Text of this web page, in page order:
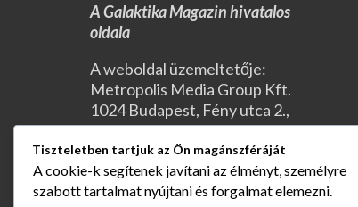
A Galaktika Magazin hivatalos
oldala
A weboldal üzemeltetője:
Metropolis Media Group Kft.
1024 Budapest, Fény utca 2.,
I/4.
Nyitva: H-P 10:00-16:00
Telefonszám: +36 1 457-0250
E-mail:
Tiszteletben tartjuk az Ön magánszféráját
A cookie-k segítenek javítani az élményt, személyre
szabott tartalmat nyújtani és forgalmat elemezni.